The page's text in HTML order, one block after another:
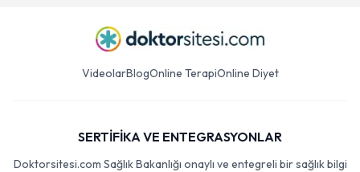
VideolarBlogOnline TerapiOnline Diyet
SERTİFİKA VE ENTEGRASYONLAR
Doktorsitesi.com Sağlık Bakanlığı onaylı ve entegreli bir sağlık bilgi